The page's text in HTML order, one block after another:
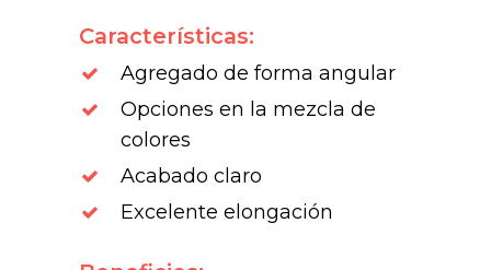
Características:
Agregado de forma angular
Opciones en la mezcla de
colores
Acabado claro
Excelente elongación